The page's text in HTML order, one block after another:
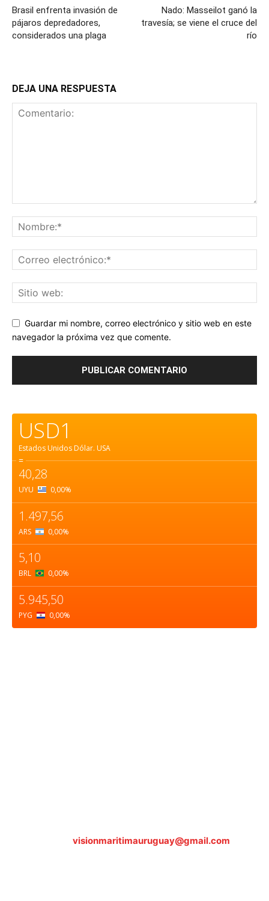
Brasil enfrenta invasión de
pájaros depredadores,
considerados una plaga
Nado: Masseilot ganó la
travesía; se viene el cruce del
río
DEJA UNA RESPUESTA
Guardar mi nombre, correo electrónico y sitio web en este
navegador la próxima vez que comente.
USD1
Estados Unidos Dólar. USA
=
40,28
UYU 0,00%
1.497,56
ARS 0,00%
5,10
BRL 0,00%
5.945,50
PYG 0,00%
visionmaritimauruguay@gmail.com